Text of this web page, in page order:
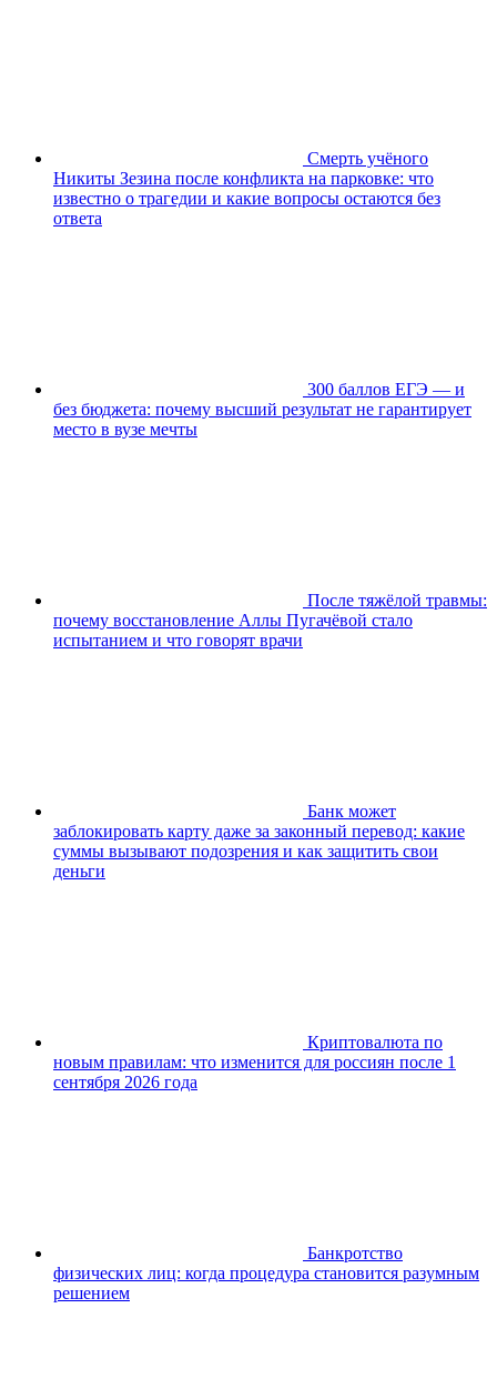
Смерть учёного
Никиты Зезина после конфликта на парковке: что
известно о трагедии и какие вопросы остаются без
ответа
300 баллов ЕГЭ — и
без бюджета: почему высший результат не гарантирует
место в вузе мечты
После тяжёлой травмы:
почему восстановление Аллы Пугачёвой стало
испытанием и что говорят врачи
Банк может
заблокировать карту даже за законный перевод: какие
суммы вызывают подозрения и как защитить свои
деньги
Криптовалюта по
новым правилам: что изменится для россиян после 1
сентября 2026 года
Банкротство
физических лиц: когда процедура становится разумным
решением